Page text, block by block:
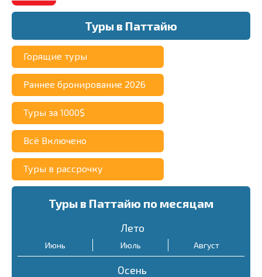
Туры в Паттайю
Горящие туры
Раннее бронирование 2026
Туры за 1000$
Всё Включено
Туры в рассрочку
Туры в Паттайю по месяцам
Лето
Июнь Июль Август
Осень